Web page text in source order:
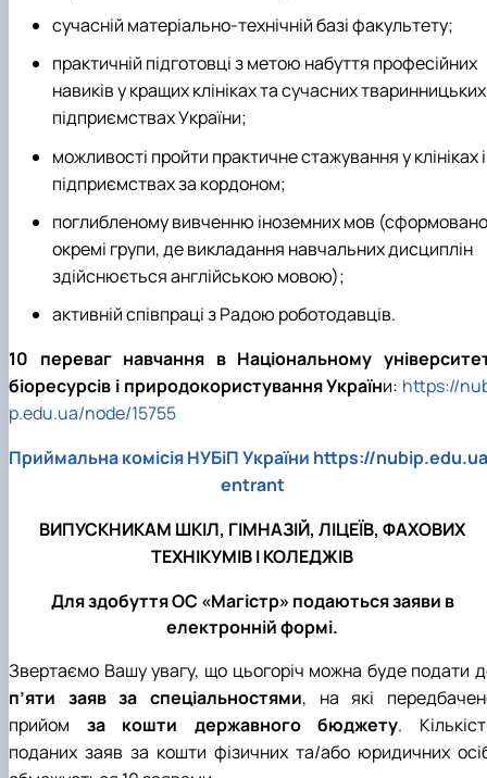
сучасній матеріально-технічній базі факультету;
практичній підготовці з метою набуття професійних
навиків у кращих клініках та сучасних тваринницьких
підприємствах України;
можливості пройти практичне стажування у клініках і
підприємствах за кордоном;
поглибленому вивченню іноземних мов (сформовано
окремі групи, де викладання навчальних дисциплін
здійснюється англійською мовою);
активній співпраці з Радою роботодавців.
10 переваг навчання в Національному
біоресурсів і природокористування України: https://
p.edu.ua/node/15755
Приймальна комісія НУБіП України https://
entrant
ВИПУСКНИКАМ ШКІЛ, ГІМНАЗІЙ, ЛІЦЕЇВ, ФАХОВИХ
ТЕХНІКУМІВ І КОЛЕДЖІВ
Для здобуття ОС «Магістр» подаються заяви в
електронній формі.
Звертаємо Вашу увагу, що цьогоріч можна буде подати
п’яти заяв за спеціальностями, на які
прийом за кошти державного бюджету.
поданих заяв за кошти фізичних та/або юридичних